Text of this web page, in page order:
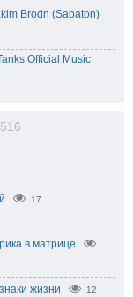
Brodn (Sabaton)
Official Music
17
в матрице
жизни 12